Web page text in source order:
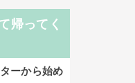
帰ってく
ーから始め